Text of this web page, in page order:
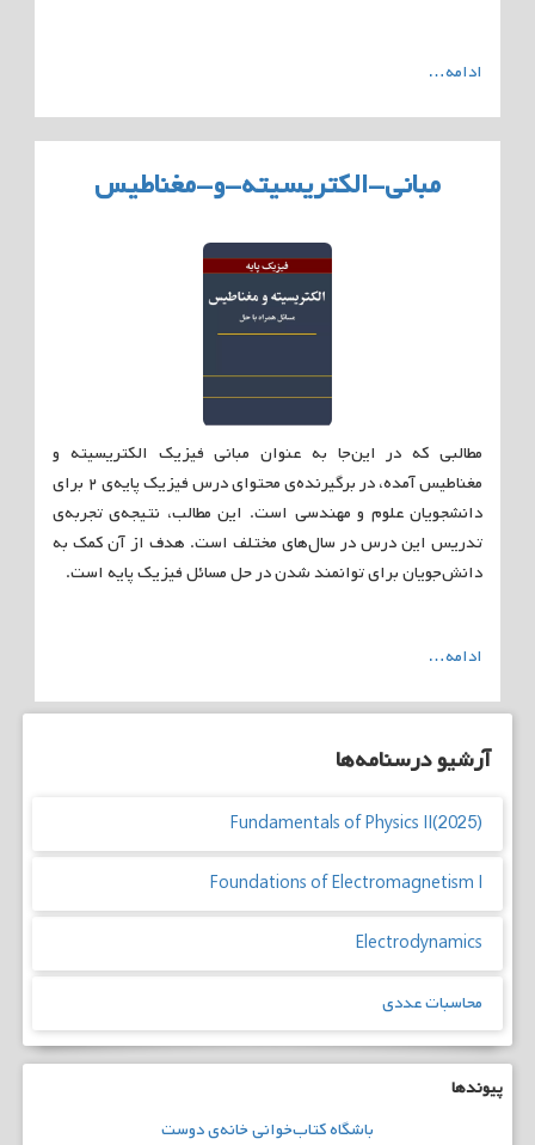
ادامه…
مبانی-الکتریسیته-و-مغناطیس
مطالبی که در این‌جا به عنوان مبانی فیزیک الکتریسیته و
مغناطیس آمده، در برگیرنده‌ی محتوای درس فیزیک پایه‌ی ۲ برای
دانشجویان علوم و مهندسی است. این مطالب، نتیجه‌ی تجربه‌ی
تدریس این درس در سال‌های مختلف است. هدف از آن کمک به
دانش‌جویان برای توانمند شدن در حل مسائل فیزیک پایه است.
ادامه…
آرشیو درسنامه‌ها
Fundamentals of Physics II(2025)
Foundations of Electromagnetism I
Electrodynamics
محاسبات عددی
پیوندها
باشگاهکتاب‌خوانیخانه‌ی دوست